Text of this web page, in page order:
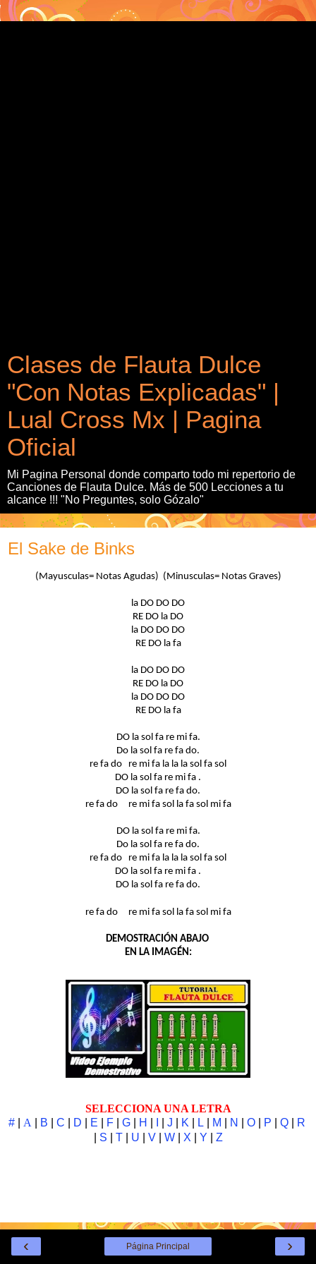
Clases de Flauta Dulce
"Con Notas Explicadas" |
Lual Cross Mx | Pagina
Oficial
Mi Pagina Personal donde comparto todo mi repertorio de
Canciones de Flauta Dulce. Más de 500 Lecciones a tu
alcance !!! "No Preguntes, solo Gózalo"
El Sake de Binks
(Mayusculas= Notas Agudas) (Minusculas= Notas Graves)
la DO DO DO
RE DO la DO
la DO DO DO
RE DO la fa
la DO DO DO
RE DO la DO
la DO DO DO
RE DO la fa
DO la sol fa re mi fa.
Do la sol fa re fa do.
re fa do re mi fa la la la sol fa sol
DO la sol fa re mi fa .
DO la sol fa re fa do.
re fa do re mi fa sol la fa sol mi fa
DO la sol fa re mi fa.
Do la sol fa re fa do.
re fa do re mi fa la la la sol fa sol
DO la sol fa re mi fa .
DO la sol fa re fa do.
re fa do re mi fa sol la fa sol mi fa
DEMOSTRACIÓN ABAJO
EN LA IMAGÉN:
SELECCIONA UNA LETRA
#| A B C D E F G H J K L M N O P Q
R
S T U V W X Y Z
‹ ›
Página Principal